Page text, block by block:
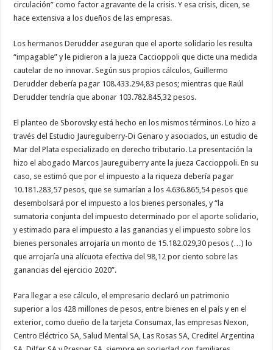
circulación” como factor agravante de la crisis. Y esa crisis, dicen, se
hace extensiva a los dueños de las empresas.
Los hermanos Derudder aseguran que el aporte solidario les resulta
“impagable” y le pidieron a la jueza Caccioppoli que dicte una medida
cautelar de no innovar. Según sus propios cálculos, Guillermo
Derudder debería pagar 108.433.294,83 pesos; mientras que Raúl
Derudder tendría que abonar 103.782.845,32 pesos.
El planteo de Sborovsky está hecho en los mismos términos. Lo hizo a
través del Estudio Jaureguiberry-Di Genaro y asociados, un estudio de
Mar del Plata especializado en derecho tributario. La presentación la
hizo el abogado Marcos Jaureguiberry ante la jueza Caccioppoli. En su
caso, se estimó que por el impuesto a la riqueza debería pagar
10.181.283,57 pesos, que se sumarían a los 4.636.865,54 pesos que
desembolsará por el impuesto a los bienes personales, y “la
sumatoria conjunta del impuesto determinado por el aporte solidario,
y estimado para el impuesto a las ganancias y el impuesto sobre los
bienes personales arrojaría un monto de 15.182.029,30 pesos (…) lo
que arrojaría una alícuota efectiva del 98,12 por ciento sobre las
ganancias del ejercicio 2020”.
Para llegar a ese cálculo, el empresario declaró un patrimonio
superior a los 428 millones de pesos, entre bienes en el país y en el
exterior, como dueño de la tarjeta Consumax, las empresas Nexon,
Centro Eléctrico SA, Salud Mental SA, Las Rosas SA, Creditel Argentina